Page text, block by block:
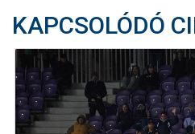
KAPCSOLÓDÓ